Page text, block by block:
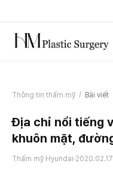
Thông tin thẩm mỹ / Bài viết
Địa chỉ nổi tiếng
khuôn mặt,
Thẩm mỹ Hyundai·2020.02.17